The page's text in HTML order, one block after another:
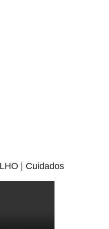
| Cuidados